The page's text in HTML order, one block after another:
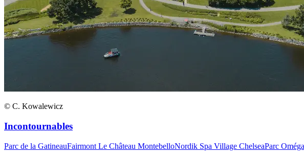
© C. Kowalewicz
Incontournables
Parc de la GatineauFairmont Le Château MontebelloNordik Spa Village ChelseaParc Oméga